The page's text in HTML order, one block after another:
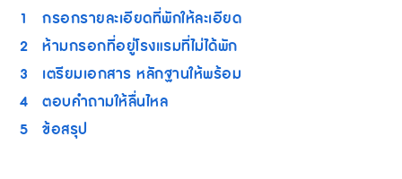
1
กรอกรายละเอียดที่พักให้ละเอียด
2 ห้ามกรอกที่อยู่โรงแรมที่ไม่ได้พัก
3
เตรียมเอกสาร หลักฐานให้พร้อม
4 ตอบคำถามให้ลื่นไหล
5 ข้อสรุป